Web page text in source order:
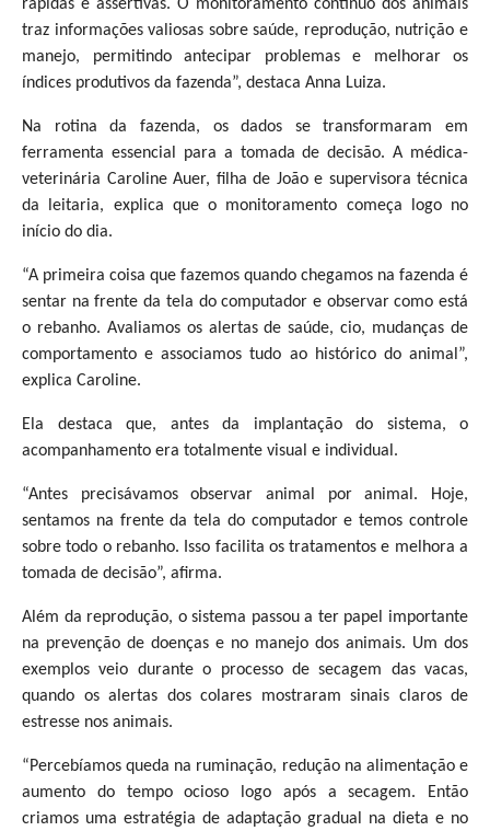
rápidas e assertivas. O monitoramento contínuo dos animais
traz informações valiosas sobre saúde, reprodução, nutrição e
manejo, permitindo antecipar problemas e melhorar os
índices produtivos da fazenda”, destaca Anna Luiza.
Na rotina da fazenda, os dados se transformaram em
ferramenta essencial para a tomada de decisão. A médica-
veterinária Caroline Auer, filha de João e supervisora técnica
da leitaria, explica que o monitoramento começa logo no
início do dia.
“A primeira coisa que fazemos quando chegamos na fazenda é
sentar na frente da tela do computador e observar como está
o rebanho. Avaliamos os alertas de saúde, cio, mudanças de
comportamento e associamos tudo ao histórico do animal”,
explica Caroline.
Ela destaca que, antes da implantação do sistema, o
acompanhamento era totalmente visual e individual.
“Antes precisávamos observar animal por animal. Hoje,
sentamos na frente da tela do computador e temos controle
sobre todo o rebanho. Isso facilita os tratamentos e melhora a
tomada de decisão”, afirma.
Além da reprodução, o sistema passou a ter papel importante
na prevenção de doenças e no manejo dos animais. Um dos
exemplos veio durante o processo de secagem das vacas,
quando os alertas dos colares mostraram sinais claros de
estresse nos animais.
“Percebíamos queda na ruminação, redução na alimentação e
aumento do tempo ocioso logo após a secagem. Então
criamos uma estratégia de adaptação gradual na dieta e no